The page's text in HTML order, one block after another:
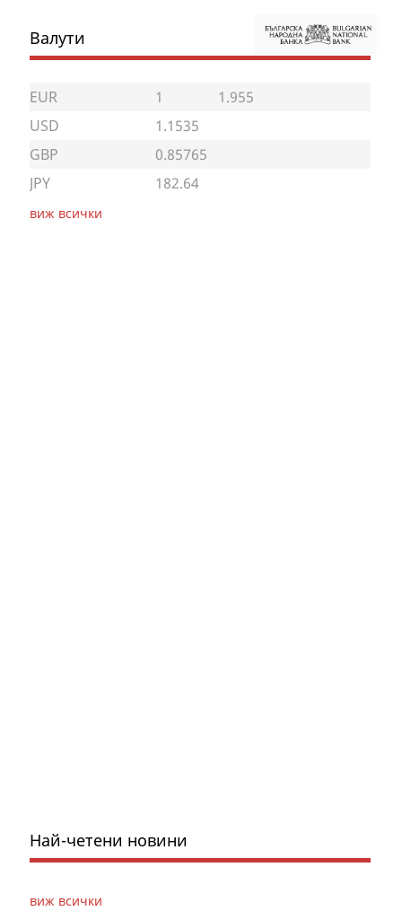
Валути
EUR 1
1.955
USD
1.1535
GBP
0.85765
JPY
182.64
виж всички
Най-четени новини
виж всички